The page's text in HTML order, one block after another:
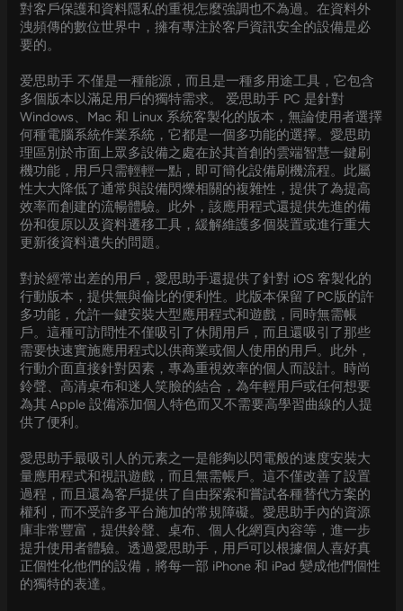
對客戶保護和資料隱私的重視怎麼強調也不為過。在資料外
洩頻傳的數位世界中，擁有專注於客戶資訊安全的設備是必
要的。
爱思助手 不僅是一種能源，而且是一種多用途工具，它包含
多個版本以滿足用戶的獨特需求。 爱思助手 PC 是針對
Windows、Mac 和 Linux 系統客製化的版本，無論使用者選擇
何種電腦系統作業系統，它都是一個多功能的選擇。愛思助
理區別於市面上眾多設備之處在於其首創的雲端智慧一鍵刷
機功能，用戶只需輕輕一點，即可簡化設備刷機流程。此屬
性大大降低了通常與設備閃爍相關的複雜性，提供了為提高
效率而創建的流暢體驗。此外，該應用程式還提供先進的備
份和復原以及資料遷移工具，緩解維護多個裝置或進行重大
更新後資料遺失的問題。
對於經常出差的用戶，愛思助手還提供了針對 iOS 客製化的
行動版本，提供無與倫比的便利性。此版本保留了PC版的許
多功能，允許一鍵安裝大型應用程式和遊戲，同時無需帳
戶。這種可訪問性不僅吸引了休閒用戶，而且還吸引了那些
需要快速實施應用程式以供商業或個人使用的用戶。此外，
行動介面直接針對因素，專為重視效率的個人而設計。時尚
鈴聲、高清桌布和迷人笑臉的結合，為年輕用戶或任何想要
為其 Apple 設備添加個人特色而又不需要高學習曲線的人提
供了便利。
愛思助手最吸引人的元素之一是能夠以閃電般的速度安裝大
量應用程式和視訊遊戲，而且無需帳戶。這不僅改善了設置
過程，而且還為客戶提供了自由探索和嘗試各種替代方案的
權利，而不受許多平台施加的常規障礙。愛思助手內的資源
庫非常豐富，提供鈴聲、桌布、個人化網頁內容等，進一步
提升使用者體驗。透過愛思助手，用戶可以根據個人喜好真
正個性化他們的設備，將每一部 iPhone 和 iPad 變成他們個性
的獨特的表達。